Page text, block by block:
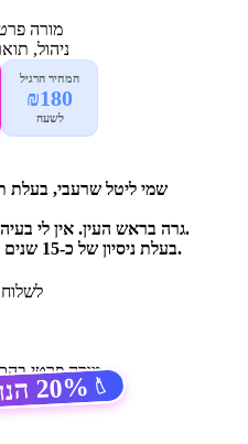
מורה
ניהול,
המחיר הרגיל
₪180
לשעה
שמי ליטל שרעבי, בעלת
גרה בראש העין. אין לי בעיה להגיע לבית התלמיד או ללמד אצלי.
בעלת ניסיון של כ-15 שנים בשיעורים פרטיים ובקבוצות קטנות.
🏷️
20%
הנחה למנויים